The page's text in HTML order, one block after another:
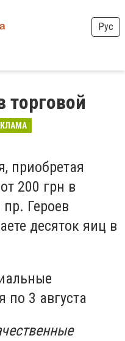
Рус
торговой
приобретая
200 грн в
Героев
десяток яиц в
по 3 августа